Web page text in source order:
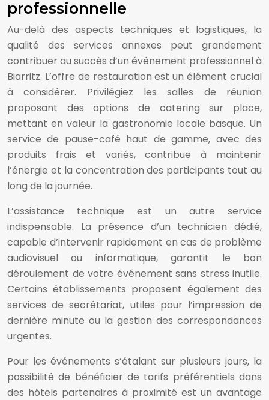
professionnelle
Au-delà des aspects techniques et logistiques, la
qualité des services annexes peut grandement
contribuer au succès d’un événement professionnel à
Biarritz. L’offre de restauration est un élément crucial
à considérer. Privilégiez les salles de réunion
proposant des options de catering sur place,
mettant en valeur la gastronomie locale basque. Un
service de pause-café haut de gamme, avec des
produits frais et variés, contribue à maintenir
l’énergie et la concentration des participants tout au
long de la journée.
L’assistance technique est un autre service
indispensable. La présence d’un technicien dédié,
capable d’intervenir rapidement en cas de problème
audiovisuel ou informatique, garantit le bon
déroulement de votre événement sans stress inutile.
Certains établissements proposent également des
services de secrétariat, utiles pour l’impression de
dernière minute ou la gestion des correspondances
urgentes.
Pour les événements s’étalant sur plusieurs jours, la
possibilité de bénéficier de tarifs préférentiels dans
des hôtels partenaires à proximité est un avantage